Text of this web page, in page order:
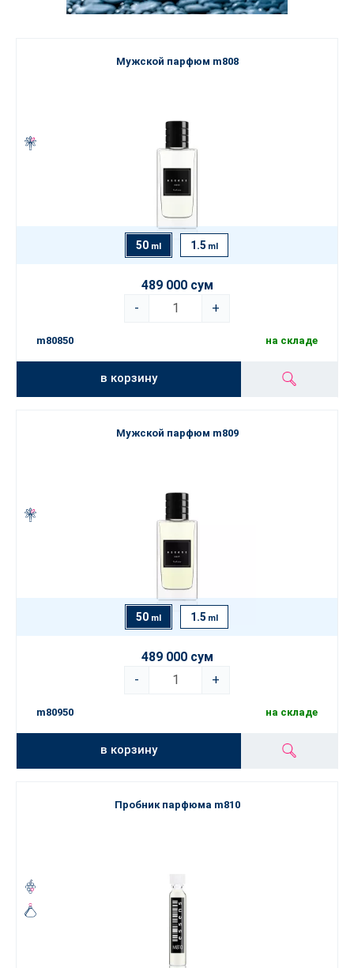
Мужской парфюм m808
50 ml 1.5 ml
489 000 сум
-
+
m80850 на складе
в корзину
Мужской парфюм m809
50 ml 1.5 ml
489 000 сум
-
+
m80950 на складе
в корзину
Пробник парфюма m810